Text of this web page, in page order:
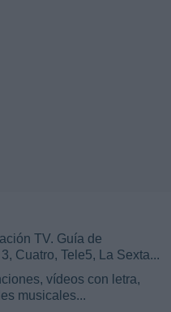
TV. Guía de
Cuatro, Tele5, La Sexta...
vídeos con letra,
musicales...